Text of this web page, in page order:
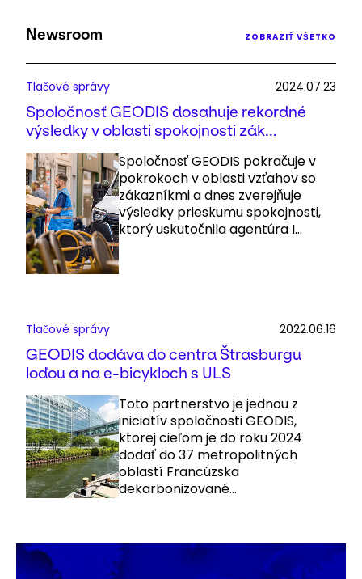
Newsroom ZOBRAZIŤ VŠETKO
Tlačové správy 2024.07.23
Spoločnosť GEODIS dosahuje rekordné
výsledky v oblasti spokojnosti zák...
Spoločnosť GEODIS pokračuje v
pokrokoch v oblasti vzťahov so
zákazníkmi a dnes zverejňuje
výsledky prieskumu spokojnosti,
ktorý uskutočnila agentúra I...
Tlačové správy 2022.06.16
GEODIS dodáva do centra Štrasburgu
loďou a na e-bicykloch s ULS
Toto partnerstvo je jednou z
iniciatív spoločnosti GEODIS,
ktorej cieľom je do roku 2024
dodať do 37 metropolitných
oblastí Francúzska
dekarbonizované...
Keepeek